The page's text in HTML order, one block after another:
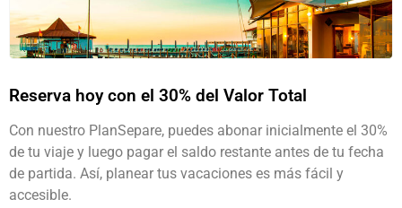
Reserva hoy con el 30% del Valor Total
Con nuestro PlanSepare, puedes abonar inicialmente el 30%
de tu viaje y luego pagar el saldo restante antes de tu fecha
de partida. Así, planear tus vacaciones es más fácil y
accesible.